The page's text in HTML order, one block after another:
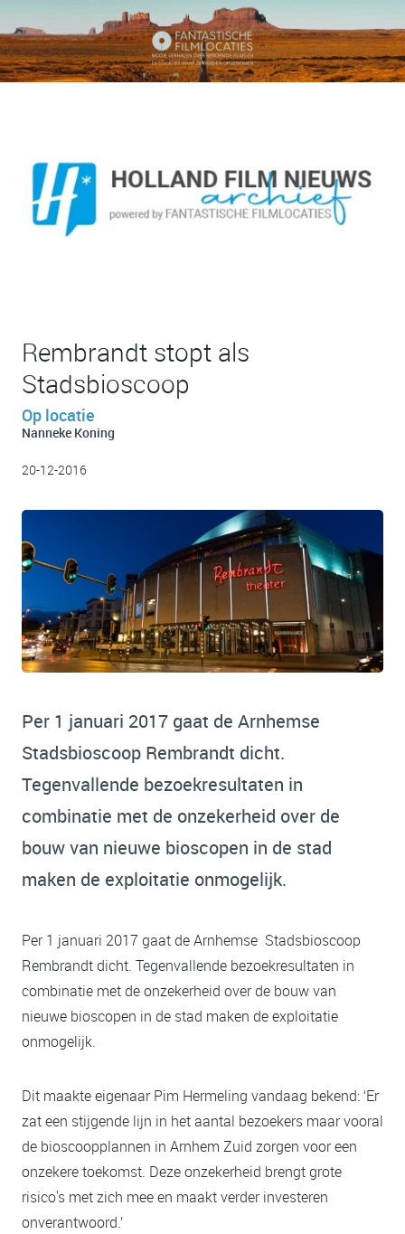
Rembrandt stopt als
Stadsbioscoop
Op locatie
Nanneke Koning
20-12-2016
Per 1 januari 2017 gaat de Arnhemse
Stadsbioscoop Rembrandt dicht.
Tegenvallende bezoekresultaten in
combinatie met de onzekerheid over de
bouw van nieuwe bioscopen in de stad
maken de exploitatie onmogelijk.
Per 1 januari 2017 gaat de Arnhemse Stadsbioscoop
Rembrandt dicht. Tegenvallende bezoekresultaten in
combinatie met de onzekerheid over de bouw van
nieuwe bioscopen in de stad maken de exploitatie
onmogelijk.
Dit maakte eigenaar Pim Hermeling vandaag bekend: ‘Er
zat een stijgende lijn in het aantal bezoekers maar vooral
de bioscoopplannen in Arnhem Zuid zorgen voor een
onzekere toekomst. Deze onzekerheid brengt grote
risico's met zich mee en maakt verder investeren
onverantwoord.’